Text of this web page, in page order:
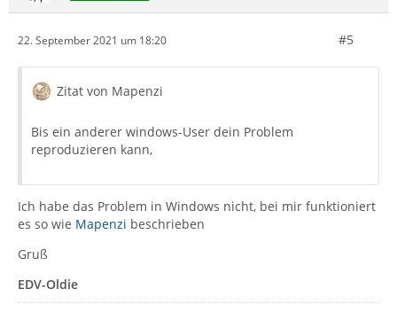
22. September 2021 um 18:20 #5
Zitat von Mapenzi
Bis ein anderer windows-User dein Problem
reproduzieren kann,
Ich habe das Problem in Windows nicht, bei mir funktioniert
es so wie Mapenzi beschrieben
Gruß
EDV-Oldie